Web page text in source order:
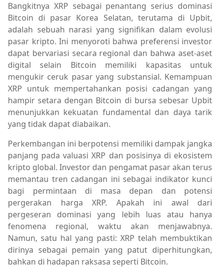
Bangkitnya XRP sebagai penantang serius dominasi
Bitcoin di pasar Korea Selatan, terutama di Upbit,
adalah sebuah narasi yang signifikan dalam evolusi
pasar kripto. Ini menyoroti bahwa preferensi investor
dapat bervariasi secara regional dan bahwa aset-aset
digital selain Bitcoin memiliki kapasitas untuk
mengukir ceruk pasar yang substansial. Kemampuan
XRP untuk mempertahankan posisi cadangan yang
hampir setara dengan Bitcoin di bursa sebesar Upbit
menunjukkan kekuatan fundamental dan daya tarik
yang tidak dapat diabaikan.
Perkembangan ini berpotensi memiliki dampak jangka
panjang pada valuasi XRP dan posisinya di ekosistem
kripto global. Investor dan pengamat pasar akan terus
memantau tren cadangan ini sebagai indikator kunci
bagi permintaan di masa depan dan potensi
pergerakan harga XRP. Apakah ini awal dari
pergeseran dominasi yang lebih luas atau hanya
fenomena regional, waktu akan menjawabnya.
Namun, satu hal yang pasti: XRP telah membuktikan
dirinya sebagai pemain yang patut diperhitungkan,
bahkan di hadapan raksasa seperti Bitcoin.